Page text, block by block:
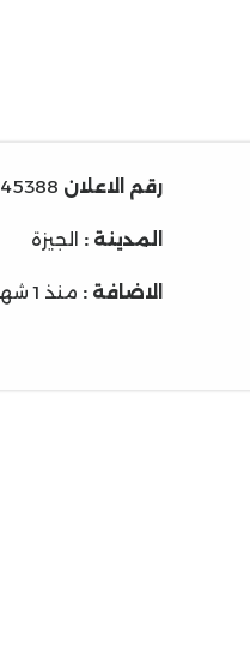
رقم الاعلان 45388
المدينة : الجيزة
الاضافة : منذ 1 شهر